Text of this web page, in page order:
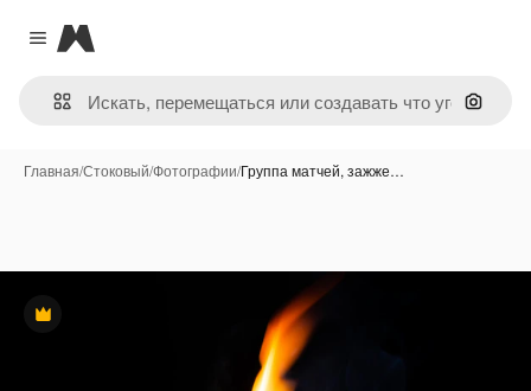
Close menu
Magnific
Поиск
Главная/Стоковый/Фотографии/Группа матчей, зажже…
Премиум